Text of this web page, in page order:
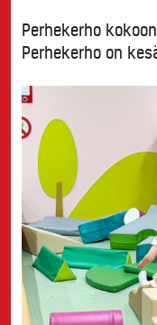
Perhekerho
Perhekerho on